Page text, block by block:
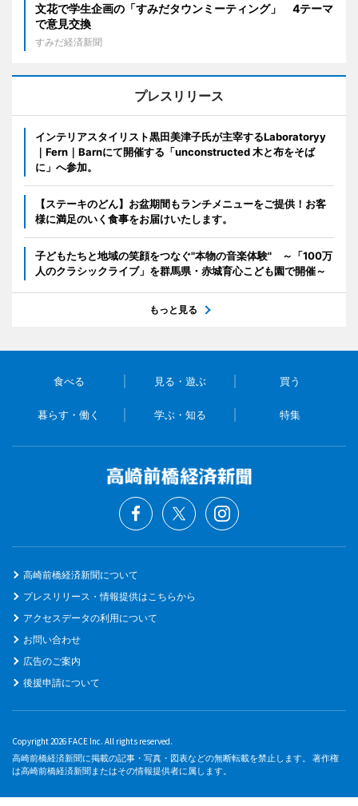
文花で学生企画の「すみだタウンミーティング」 4テーマ
で意見交換
すみだ経済新聞
プレスリリース
インテリアスタイリスト黒田美津子氏が主宰するLaboratoryy
｜Fern｜Barnにて開催する「unconstructed 木と布をそば
に」へ参加。
【ステーキのどん】お盆期間もランチメニューをご提供！お客
様に満足のいく食事をお届けいたします。
子どもたちと地域の笑顔をつなぐ"本物の音楽体験" ～「100万
人のクラシックライブ」を群馬県・赤城育心こども園で開催～
もっと見る
食べる 見る・遊ぶ 買う
暮らす・働く 学ぶ・知る 特集
高崎前橋経済新聞について
プレスリリース・情報提供はこちらから
アクセスデータの利用について
お問い合わせ
広告のご案内
後援申請について
Copyright 2026 FACE Inc. All rights reserved.
高崎前橋経済新聞に掲載の記事・写真・図表などの無断転載を禁止します。 著作権
は高崎前橋経済新聞またはその情報提供者に属します。